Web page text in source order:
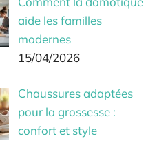
aide les familles
modernes
15/04/2026
Chaussures adaptées
pour la grossesse :
confort et style